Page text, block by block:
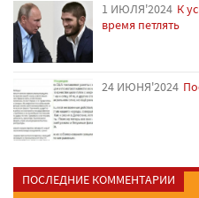
1 ИЮЛЯ'2024 К
время петлять
24 ИЮНЯ'2024
ПОСЛЕДНИЕ КОММЕНТАРИИ